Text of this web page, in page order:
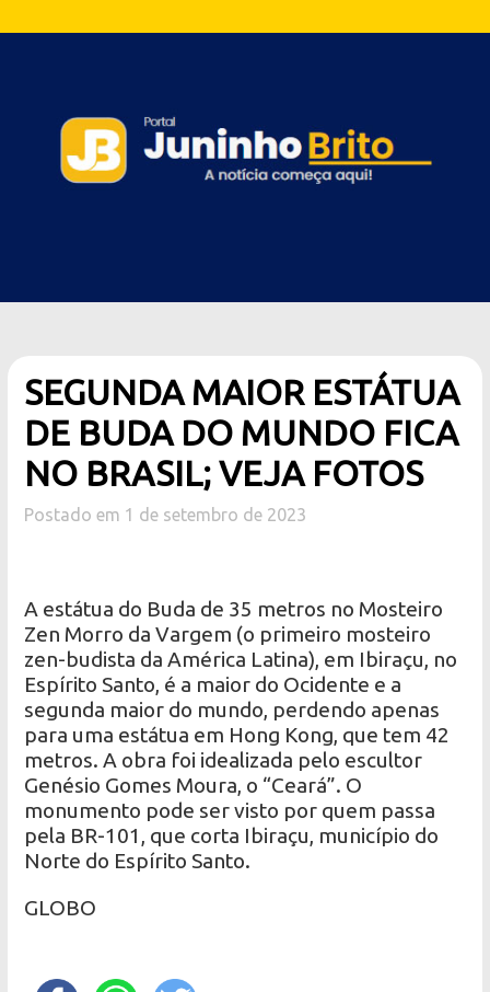
SEGUNDA MAIOR ESTÁTUA
DE BUDA DO MUNDO FICA
NO BRASIL; VEJA FOTOS
Postado em 1 de setembro de 2023
A estátua do Buda de 35 metros no Mosteiro
Zen Morro da Vargem (o primeiro mosteiro
zen-budista da América Latina), em Ibiraçu, no
Espírito Santo, é a maior do Ocidente e a
segunda maior do mundo, perdendo apenas
para uma estátua em Hong Kong, que tem 42
metros. A obra foi idealizada pelo escultor
Genésio Gomes Moura, o “Ceará”. O
monumento pode ser visto por quem passa
pela BR-101, que corta Ibiraçu, município do
Norte do Espírito Santo.
GLOBO